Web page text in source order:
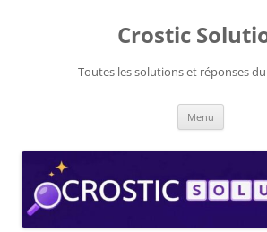
Crostic
Toutes les solutions et réponses
Menu